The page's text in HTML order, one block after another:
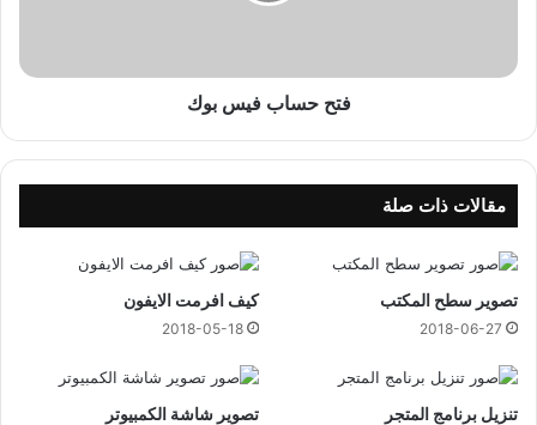
ي
فتح حساب فيس بوك
مقالات ذات صلة
تصوير سطح المكتب
2018-06-27
كيف افرمت الايفون
2018-05-18
تنزيل برنامج المتجر تصوير شاشة الكمبيوتر